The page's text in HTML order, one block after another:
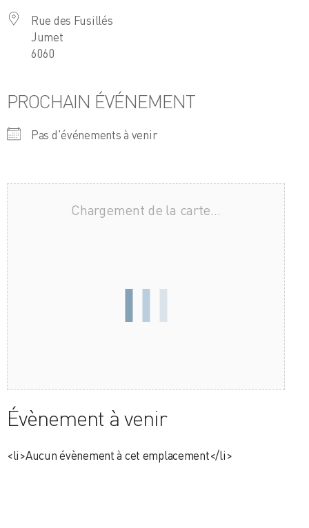
Rue des Fusillés
Jumet
6060
PROCHAIN ÉVÉNEMENT
Pas d'événements à venir
Chargement de la carte…
Évènement à venir
<li>Aucun évènement à cet emplacement</li>